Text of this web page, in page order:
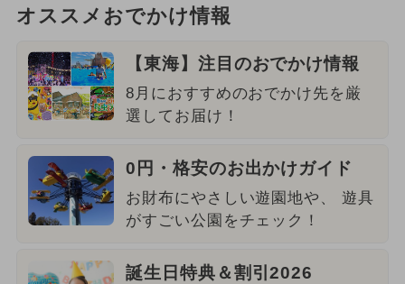
オススメおでかけ情報
【東海】注目のおでかけ情報
8月におすすめのおでかけ先を厳
選してお届け！
0円・格安のお出かけガイド
お財布にやさしい遊園地や、 遊具
がすごい公園をチェック！
誕生日特典＆割引2026